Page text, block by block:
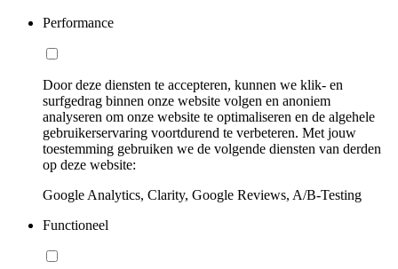
Performance
Door deze diensten te accepteren, kunnen we klik- en
surfgedrag binnen onze website volgen en anoniem
analyseren om onze website te optimaliseren en de algehele
gebruikerservaring voortdurend te verbeteren. Met jouw
toestemming gebruiken we de volgende diensten van derden
op deze website:
Google Analytics, Clarity, Google Reviews, A/B-Testing
Functioneel